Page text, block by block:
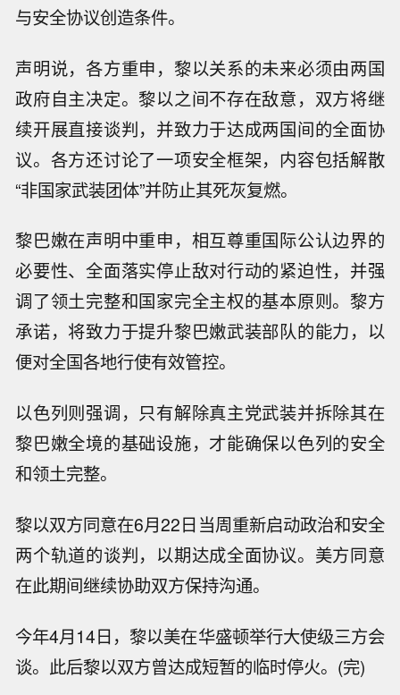
与安全协议创造条件。
声明说，各方重申，黎以关系的未来必须由两国
政府自主决定。黎以之间不存在敌意，双方将继
续开展直接谈判，并致力于达成两国间的全面协
议。各方还讨论了一项安全框架，内容包括解散
“非国家武装团体”并防止其死灰复燃。
黎巴嫩在声明中重申，相互尊重国际公认边界的
必要性、全面落实停止敌对行动的紧迫性，并强
调了领土完整和国家完全主权的基本原则。黎方
承诺，将致力于提升黎巴嫩武装部队的能力，以
便对全国各地行使有效管控。
以色列则强调，只有解除真主党武装并拆除其在
黎巴嫩全境的基础设施，才能确保以色列的安全
和领土完整。
黎以双方同意在6月22日当周重新启动政治和安全
两个轨道的谈判，以期达成全面协议。美方同意
在此期间继续协助双方保持沟通。
今年4月14日，黎以美在华盛顿举行大使级三方会
谈。此后黎以双方曾达成短暂的临时停火。(完)